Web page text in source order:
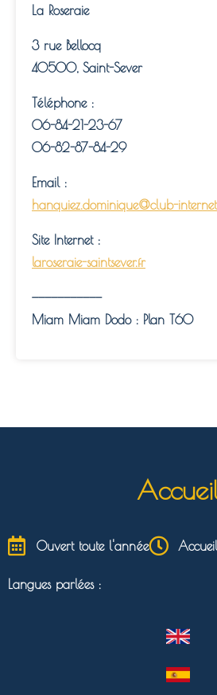
La Roseraie
3 rue Bellocq
40500, Saint-Sever
Téléphone :
06-84-21-23-67
06-82-87-84-29
Email :
hanquiez.dominique@club-
Site Internet :
laroseraie-saintsever.fr
———————————
Miam Miam Dodo : Plan T60
Ouvert toute l'année
Langues parlées :